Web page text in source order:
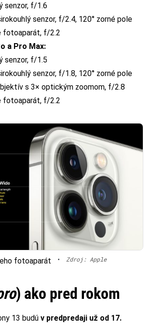
senzor, f/1.6
senzor, f/2.4, 120° zorné pole
fotoaparát, f/2.2
a Pro Max:
senzor, f/1.5
senzor, f/1.8, 120° zorné pole
s 3× optickým zoomom, f/2.8
fotoaparát, f/2.2
fotoaparát • Zdroj: Apple
) ako pred rokom
13 budú v predpredaji už od 17.